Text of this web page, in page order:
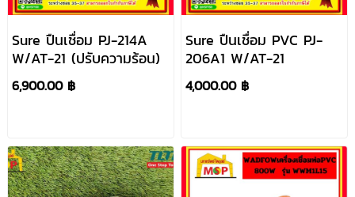
Sure ปืนเชื่อม PJ-214A
W/AT-21 (ปรับความร้อน)
6,900.00 ฿
Sure ปืนเชื่อม PVC PJ-
206A1 W/AT-21
4,000.00 ฿